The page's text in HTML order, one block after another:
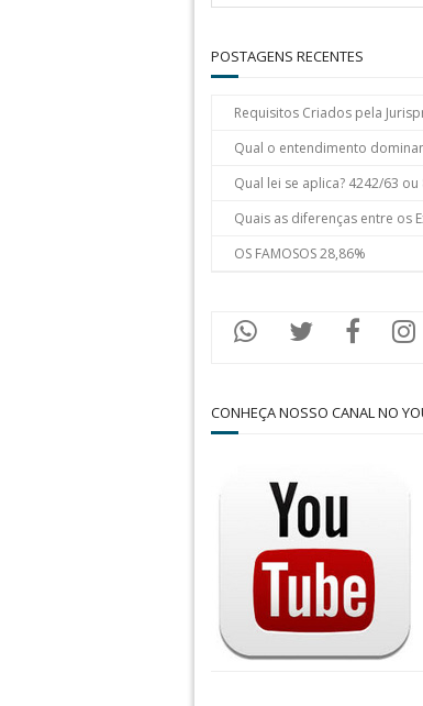
POSTAGENS RECENTES
Requisitos Criados pela
Qual o entendimento
Qual lei se aplica? 4242/63 ou
Quais as diferenças entre os
OS FAMOSOS 28,86%
CONHEÇA NOSSO CANAL NO